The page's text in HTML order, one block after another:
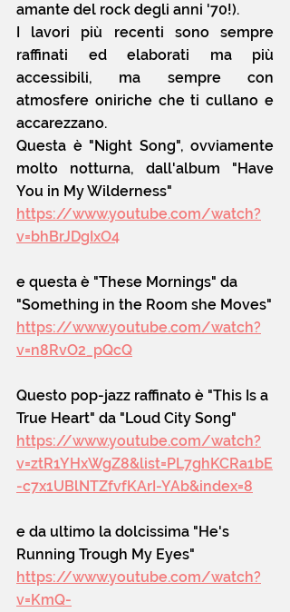
amante del rock degli anni '70!).
I lavori più recenti sono sempre
raffinati ed elaborati ma più
accessibili, ma sempre con
atmosfere oniriche che ti cullano e
accarezzano.
Questa è "Night Song", ovviamente
molto notturna, dall'album "Have
You in My Wilderness"
https://www.youtube.com/watch?
v=bhBrJDgIxO4
e questa è "These Mornings" da
"Something in the Room she Moves"
https://www.youtube.com/watch?
v=n8RvO2_pQcQ
Questo pop-jazz raffinato è "This Is a
True Heart" da "Loud City Song"
https://www.youtube.com/watch?
v=ztR1YHxWgZ8&list=PL7ghKCRa1bE
-c7x1UBlNTZfvfKArI-YAb&index=8
e da ultimo la dolcissima "He's
Running Trough My Eyes"
https://www.youtube.com/watch?
v=KmQ-